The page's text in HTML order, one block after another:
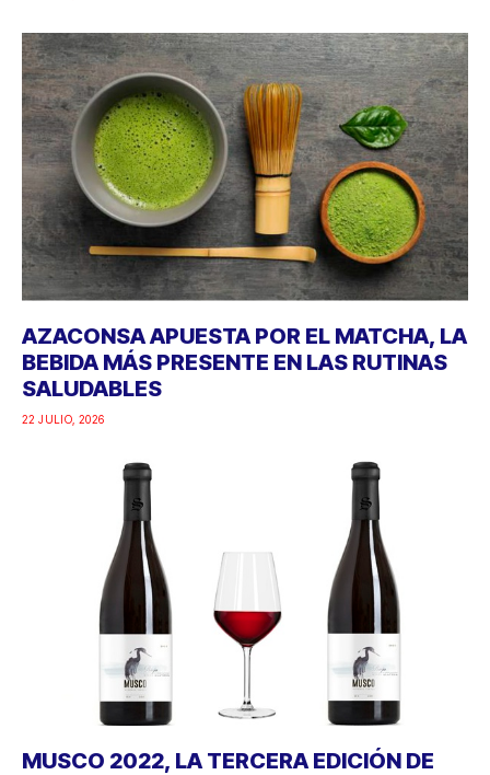
AZACONSA APUESTA POR EL MATCHA, LA
BEBIDA MÁS PRESENTE EN LAS RUTINAS
SALUDABLES
22 JULIO, 2026
MUSCO 2022, LA TERCERA EDICIÓN DE